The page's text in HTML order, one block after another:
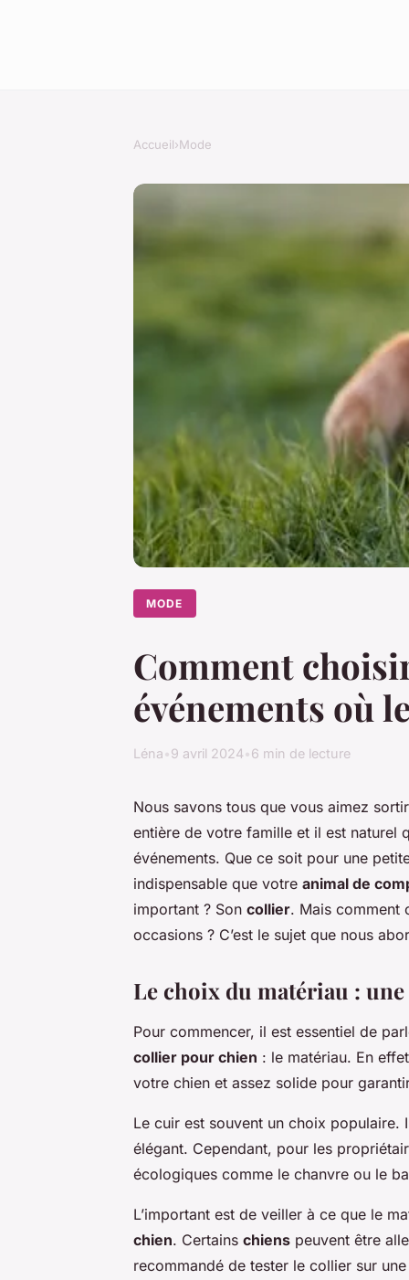
Accueil›Mode
MODE
Comment
événements où
Léna•9 avril 2024•6 min de lecture
Nous savons tous que vous aimez
entière de votre famille et il est naturel
événements. Que ce soit pour une
indispensable que votre animal de
important ? Son collier. Mais comment
occasions ? C’est le sujet que nous
Le choix du matériau :
Pour commencer, il est essentiel de
collier pour chien : le matériau. En
votre chien et assez solide pour
Le cuir est souvent un choix
élégant. Cependant, pour les
écologiques comme le chanvre ou le
L’important est de veiller à ce que le
chien. Certains chiens peuvent être
recommandé de tester le collier sur